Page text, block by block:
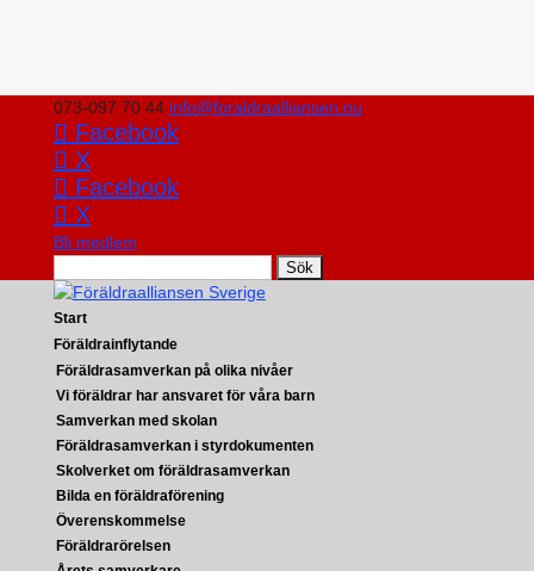
073-097 70 44 info@foraldraalliansen.nu
Facebook
X
Facebook
X
Bli medlem
Start
Föräldrainflytande
Föräldrasamverkan på olika nivåer
Vi föräldrar har ansvaret för våra barn
Samverkan med skolan
Föräldrasamverkan i styrdokumenten
Skolverket om föräldrasamverkan
Bilda en föräldraförening
Överenskommelse
Föräldrarörelsen